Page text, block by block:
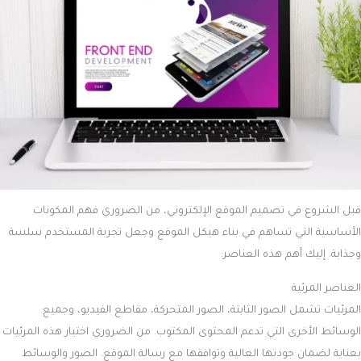
قبل الشروع في تصميم الموقع الإلكتروني، من الضروري فهم المكونات
الأساسية التي تساهم في بناء هيكل الموقع وجعل تجربة المستخدم سلسة
وجذابة. إليك أهم هذه العناصر:
العناصر المرئية
المرئيات تشمل الصور الثابتة، الصور المتحركة، مقاطع الفيديو، وجميع
الوسائط الأخرى التي تدعم المحتوى المكتوب. من الضروري اختيار هذه المرئيات
بعناية لضمان جودتها العالية وتوافقها مع رسالة الموقع. الصور والوسائط